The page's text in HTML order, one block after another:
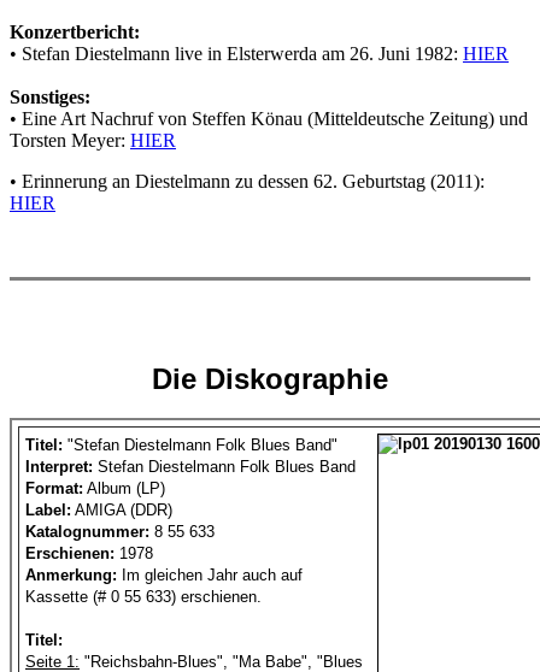
Konzertbericht:
• Stefan Diestelmann live in Elsterwerda am 26. Juni 1982: HIER
Sonstiges:
• Eine Art Nachruf von Steffen Könau (Mitteldeutsche Zeitung) und
Torsten Meyer: HIER
• Erinnerung an Diestelmann zu dessen 62. Geburtstag (2011):
HIER
Die Diskographie
Titel: "Stefan Diestelmann Folk Blues Band"
Interpret: Stefan Diestelmann Folk Blues Band
Format: Album (LP)
Label: AMIGA (DDR)
Katalognummer: 8 55 633
Erschienen: 1978
Anmerkung: Im gleichen Jahr auch auf
Kassette (# 0 55 633) erschienen.
Titel:
Seite 1: "Reichsbahn-Blues", "Ma Babe", "Blues